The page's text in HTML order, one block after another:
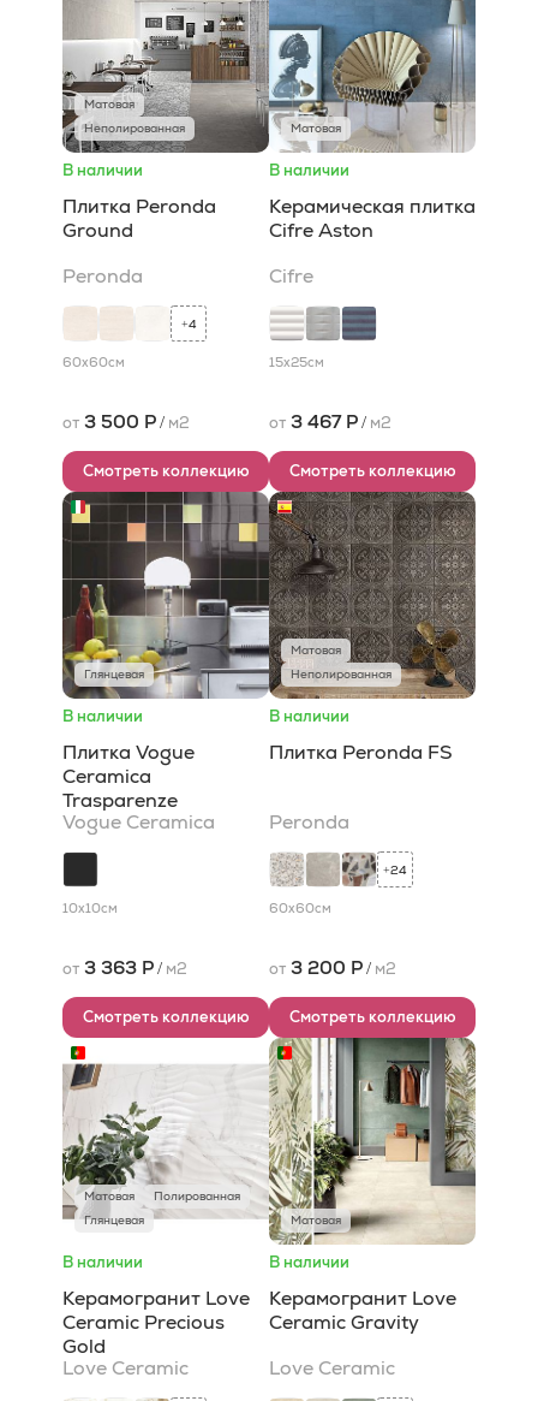
Матовая
Неполированная
В наличии
Плитка Peronda
Ground
Peronda
+4
60x60см
от 3 500 Р/ м2
Смотреть коллекцию
Матовая
В наличии
Керамическая плитка
Cifre Aston
Cifre
15x25см
от 3 467 Р/ м2
Смотреть коллекцию
Глянцевая
В наличии
Плитка Vogue
Ceramica
Trasparenze
Vogue Ceramica
10x10см
от 3 363 Р/ м2
Смотреть коллекцию
Матовая
Неполированная
В наличии
Плитка Peronda FS
Peronda
+24
60x60см
от 3 200 Р/ м2
Смотреть коллекцию
Матовая
Полированная
Глянцевая
В наличии
Керамогранит Love
Ceramic Precious
Gold
Love Ceramic
Матовая
В наличии
Керамогранит Love
Ceramic Gravity
Love Ceramic